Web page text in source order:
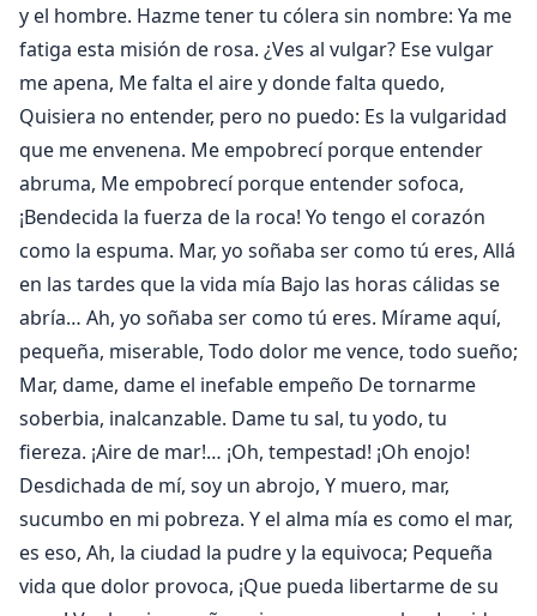
y el hombre. Hazme tener tu cólera sin nombre: Ya me
fatiga esta misión de rosa. ¿Ves al vulgar? Ese vulgar
me apena, Me falta el aire y donde falta quedo,
Quisiera no entender, pero no puedo: Es la vulgaridad
que me envenena. Me empobrecí porque entender
abruma, Me empobrecí porque entender sofoca,
¡Bendecida la fuerza de la roca! Yo tengo el corazón
como la espuma. Mar, yo soñaba ser como tú eres, Allá
en las tardes que la vida mía Bajo las horas cálidas se
abría… Ah, yo soñaba ser como tú eres. Mírame aquí,
pequeña, miserable, Todo dolor me vence, todo sueño;
Mar, dame, dame el inefable empeño De tornarme
soberbia, inalcanzable. Dame tu sal, tu yodo, tu
fiereza. ¡Aire de mar!… ¡Oh, tempestad! ¡Oh enojo!
Desdichada de mí, soy un abrojo, Y muero, mar,
sucumbo en mi pobreza. Y el alma mía es como el mar,
es eso, Ah, la ciudad la pudre y la equivoca; Pequeña
vida que dolor provoca, ¡Que pueda libertarme de su